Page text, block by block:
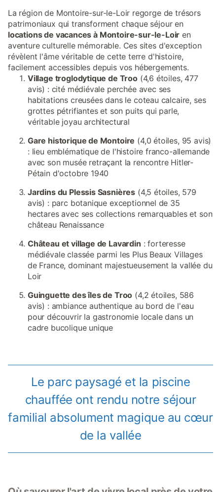
La région de Montoire-sur-le-Loir regorge de trésors
patrimoniaux qui transforment chaque séjour en
locations de vacances à Montoire-sur-le-Loir en
aventure culturelle mémorable. Ces sites d'exception
révèlent l'âme véritable de cette terre d'histoire,
facilement accessibles depuis vos hébergements.
Village troglodytique de Troo(4,6 étoiles, 477
avis) : cité médiévale perchée avec ses
habitations creusées dans le coteau calcaire, ses
grottes pétrifiantes et son puits qui parle,
véritable joyau architectural
Gare historique de Montoire (4,0 étoiles, 95 avis)
: lieu emblématique de l'histoire franco-allemande
avec son musée retraçant la rencontre Hitler-
Pétain d'octobre 1940
Jardins du Plessis Sasnières (4,5 étoiles, 579
avis) : parc botanique exceptionnel de 35
hectares avec ses collections remarquables et son
château Renaissance
Château et village de Lavardin : forteresse
médiévale classée parmi les Plus Beaux Villages
de France, dominant majestueusement la vallée du
Loir
Guinguette des îles de Troo (4,2 étoiles, 586
avis) : ambiance authentique au bord de l'eau
pour découvrir la gastronomie locale dans un
cadre bucolique unique
Le parc paysagé et la piscine
chauffée ont rendu notre séjour
familial absolument magique au cœur
de la vallée